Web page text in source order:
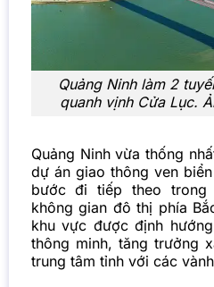
Quảng Ninh làm 2
quanh vịnh Cửa Lục.
Quảng Ninh vừa thống
dự án giao thông ven
bước đi tiếp theo trong
không gian đô thị phía
khu vực được định
thông minh, tăng trưởng
trung tâm tỉnh với các